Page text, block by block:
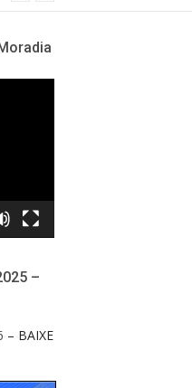
–
– BAIXE